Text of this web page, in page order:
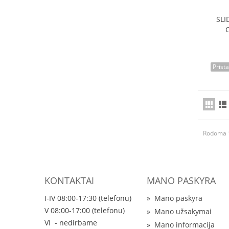
Rodoma
KONTAKTAI
I-IV 08:00-17:30 (telefonu)
V 08:00-17:00 (telefonu)
VI - nedirbame
MANO PASKYRA
» Mano paskyra
» Mano užsakymai
» Mano informacija